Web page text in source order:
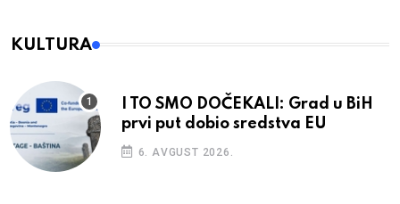
KULTURA
I TO SMO DOČEKALI: Grad u BiH
prvi put dobio sredstva EU
6. AVGUST 2026.